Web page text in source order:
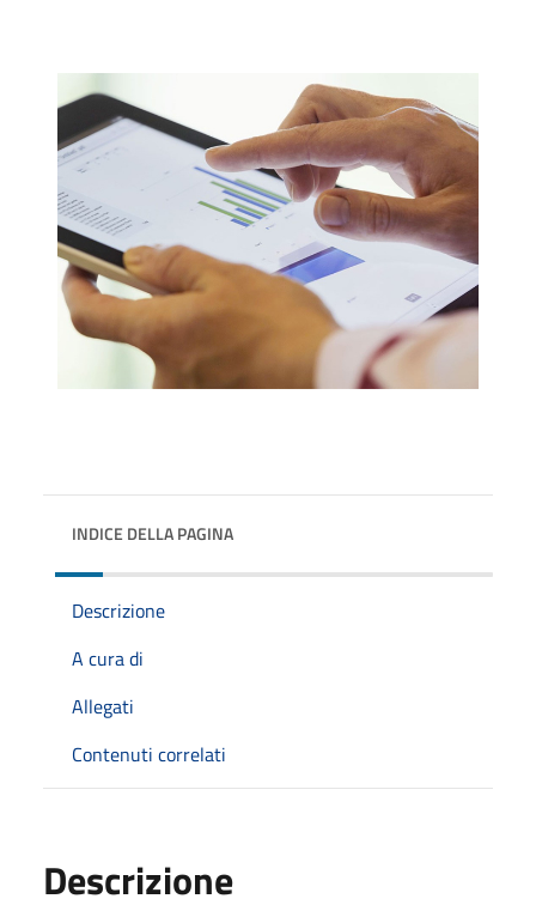
INDICE DELLA PAGINA
Descrizione
A cura di
Allegati
Contenuti correlati
Descrizione